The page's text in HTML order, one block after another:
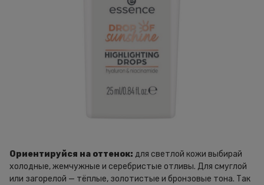
Ориентируйся на оттенок: для светлой кожи выбирай
холодные, жемчужные и серебристые отливы. Для смуглой
или загорелой — тёплые, золотистые и бронзовые тона. Так